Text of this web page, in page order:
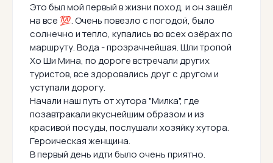
Это был мой первый в жизни поход, и он зашёл
на все 💯. Очень повезло с погодой, было
солнечно и тепло, купались во всех озёрах по
маршруту. Вода - прозрачнейшая. Шли тропой
Хо Ши Мина, по дороге встречали других
туристов, все здоровались друг с другом и
уступали дорогу.
Начали наш путь от хутора "Милка", где
позавтракали вкуснейшим образом и из
красивой посуды, послушали хозяйку хутора.
Героическая женщина.
В первый день идти было очень приятно.